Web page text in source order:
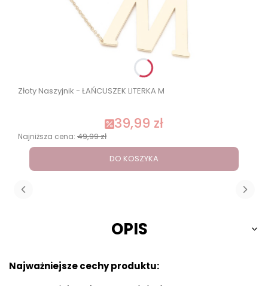
Złoty Naszyjnik - ŁAŃCUSZEK LITERKA M
39,99 zł
Najniższa cena: 49,99 zł
DO KOSZYKA
OPIS
Najważniejsze cechy produktu: